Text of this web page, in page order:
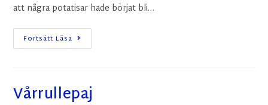
att några potatisar hade börjat bli…
Fortsätt Läsa
Vårrullepaj